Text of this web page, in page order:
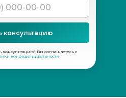
консультацию", Вы соглашаетесь с
конфиденциальности
консультацию
для вас: